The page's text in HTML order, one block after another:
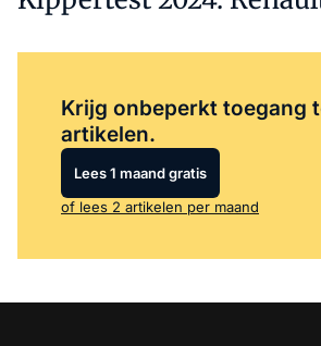
Krijg onbeperkt toegang
artikelen.
Lees 1 maand gratis
of lees 2 artikelen per maand